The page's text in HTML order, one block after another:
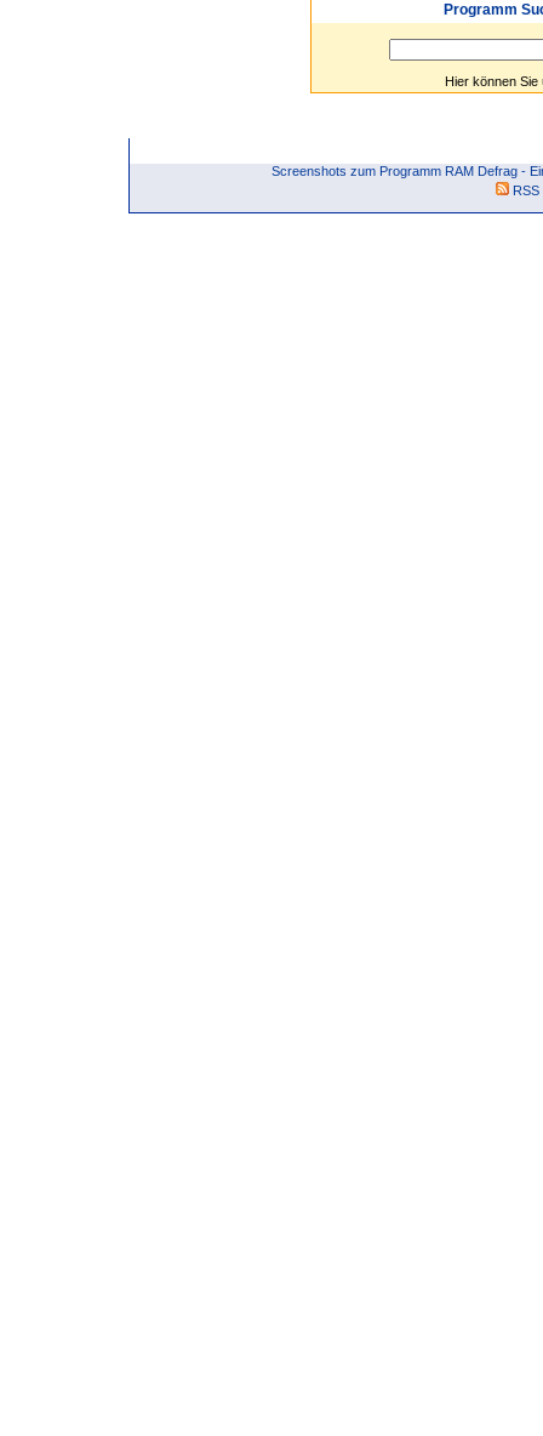
Programm
Hier können
Screenshots zum Programm RAM Defrag -